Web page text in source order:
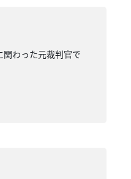
わった元裁判官で